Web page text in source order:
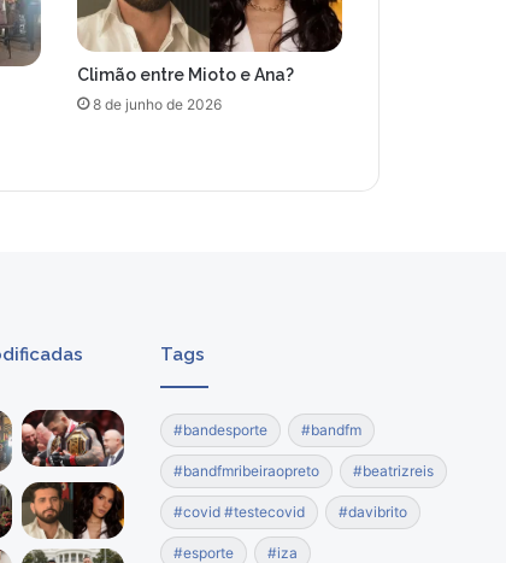
Climão entre Mioto e Ana?
8 de junho de 2026
Tags
#bandesporte #bandfm
#bandfmribeiraopreto #beatrizreis
#covid #testecovid #davibrito
#esporte #iza